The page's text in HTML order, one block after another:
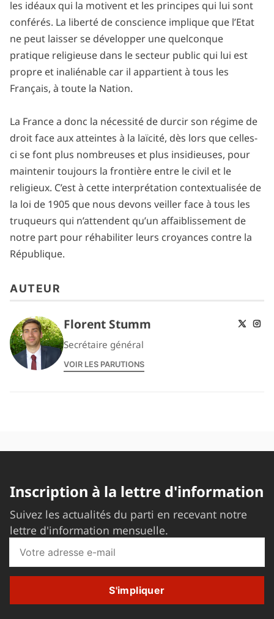
les idéaux qui la motivent et les principes qui lui sont
conférés. La liberté de conscience implique que l’Etat
ne peut laisser se développer une quelconque
pratique religieuse dans le secteur public qui lui est
propre et inaliénable car il appartient à tous les
Français, à toute la Nation.
La France a donc la nécessité de durcir son régime de
droit face aux atteintes à la laïcité, dès lors que celles-
ci se font plus nombreuses et plus insidieuses, pour
maintenir toujours la frontière entre le civil et le
religieux. C’est à cette interprétation contextualisée de
la loi de 1905 que nous devons veiller face à tous les
truqueurs qui n’attendent qu’un affaiblissement de
notre part pour réhabiliter leurs croyances contre la
République.
AUTEUR
Florent Stumm
Secrétaire général
VOIR LES PARUTIONS
Inscription à la lettre d'information
Suivez les actualités du parti en recevant notre
lettre d'information mensuelle.
S'impliquer